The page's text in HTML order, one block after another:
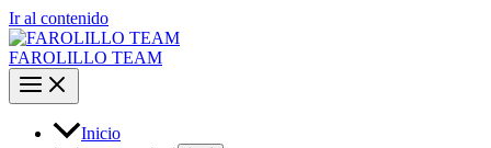
Ir al contenido
FAROLILLO TEAM
Inicio